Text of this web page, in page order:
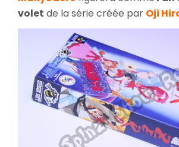
volet de la série créée par Oji